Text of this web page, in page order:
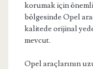
korumak için
bölgesinde Opel
kalitede orijinal
mevcut.
Opel araçlarının